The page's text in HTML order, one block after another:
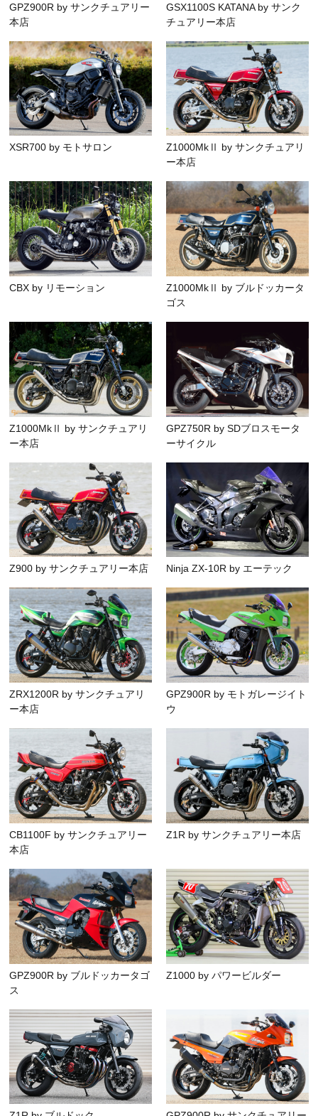
GPZ900R by サンクチュアリー
本店
GSX1100S KATANA by サンク
チュアリー本店
XSR700 by モトサロン
Z1000MkⅡ by サンクチュアリ
ー本店
CBX by リモーション
Z1000MkⅡ by ブルドッカータ
ゴス
Z1000MkⅡ by サンクチュアリ
ー本店
GPZ750R by SDブロスモータ
ーサイクル
Z900 by サンクチュアリー本店 Ninja ZX-10R by エーテック
ZRX1200R by サンクチュアリ
ー本店
GPZ900R by モトガレージイト
ウ
CB1100F by サンクチュアリー
本店
Z1R by サンクチュアリー本店
GPZ900R by ブルドッカータゴ
ス
Z1000 by パワービルダー